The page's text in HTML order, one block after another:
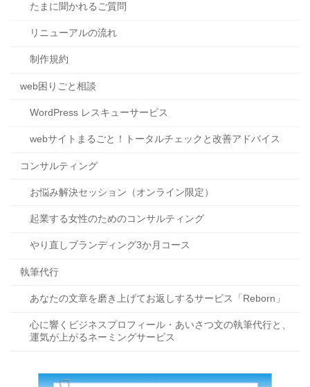
たまに聞かれるご質問
リニューアルの流れ
制作規約
web困りごと相談
WordPress レスキューサービス
webサイトまるごと！トータルチェックと改善アドバイス
コンサルティング
お悩み解決セッション（オンライン限定）
起業する女性のためのコンサルティング
やり直しブランディング3か月コース
執筆代行
あなたの文章を磨き上げてお返しするサービス「Reborn」
心に響くビジネスプロフィール・あいさつ文の執筆代行と、
運気が上がるネーミングサービス